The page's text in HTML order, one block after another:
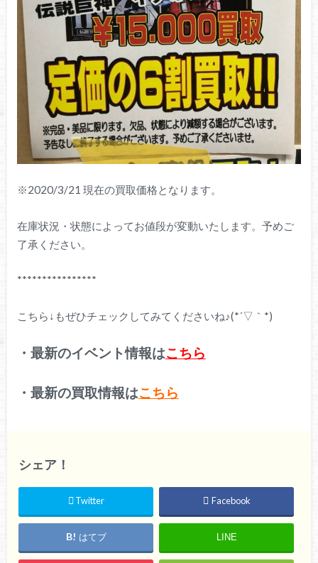
※2020/3/21 現在の買取価格となります。
在庫状況・状態によってお値段が変動いたします。予めご
了承ください。
****************
こちら↓もぜひチェックしてみてくださいね♪(*´▽｀*)
・最新のイベント情報はこちら
・最新の買取情報はこちら
シェア！
Twitter Facebook
はてブ LINE